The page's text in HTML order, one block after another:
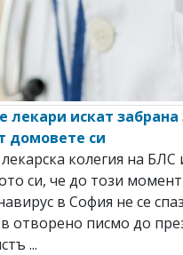
лекари искат
домовете си
колегия на БЛС
си, че до този
в София не се
в отворено писмо до
...